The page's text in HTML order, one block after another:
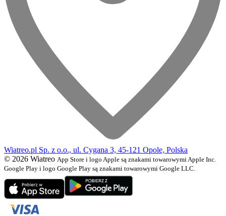
Wiatreo.pl Sp. z o.o., ul. Cygana 3, 45-121 Opole, Polska
© 2026 Wiatreo App Store i logo Apple są znakami towarowymi Apple Inc.
Google Play i logo Google Play są znakami towarowymi Google LLC.